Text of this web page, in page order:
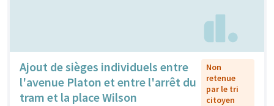
Ajout de sièges individuels entre
l'avenue Platon et entre l'arrêt du
tram et la place Wilson
Non
retenue
par le tri
citoyen